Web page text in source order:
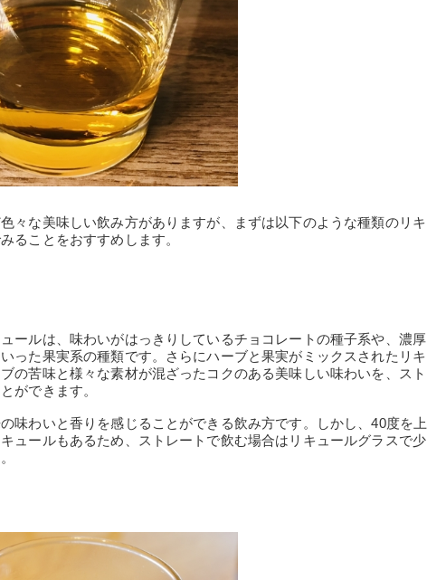
々な美味しい飲み方がありますが、まずは以下のような種類のリキ
ることをおすすめします。
ールは、味わいがはっきりしているチョコレートの種子系や、濃厚
った果実系の種類です。さらにハーブと果実がミックスされたリキ
の苦味と様々な素材が混ざったコクのある美味しい味わいを、スト
ができます。
味わいと香りを感じることができる飲み方です。しかし、40度を上
ュールもあるため、ストレートで飲む場合はリキュールグラスで少